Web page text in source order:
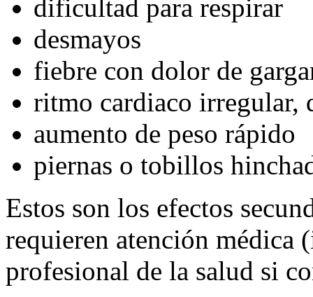
dificultad para respirar
desmayos
fiebre con dolor de
ritmo cardiaco irregular,
aumento de peso rápido
piernas o tobillos
Estos son los efectos
requieren atención médica
profesional de la salud si